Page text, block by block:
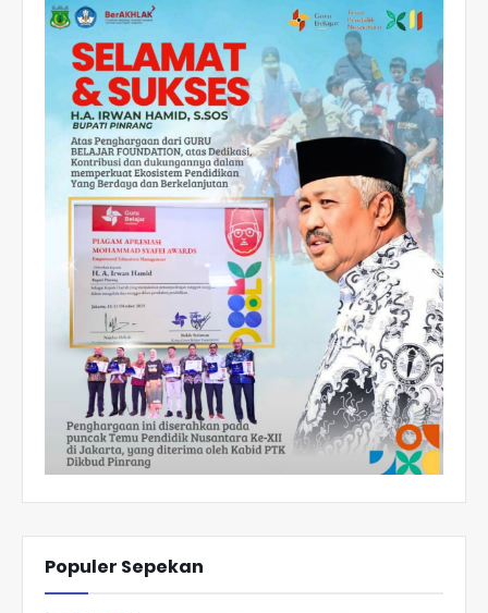
Populer Sepekan